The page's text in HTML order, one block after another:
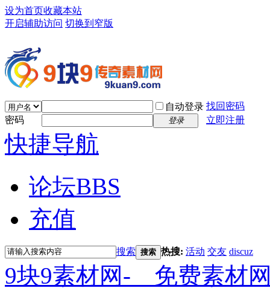
设为首页收藏本站
开启辅助访问 切换到窄版
自动登录 找回密码
密码
登录 立即注册
快捷导航
论坛BBS
充值
搜索 搜索 热搜: 活动 交友 discuz
9块9素材网-＿免费素材